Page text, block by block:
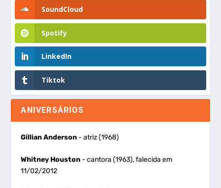
SoundCloud
Spotify
LinkedIn
Tiktok
ANIVERSÁRIOS
Gillian Anderson - atriz (1968)
Whitney Houston - cantora (1963), falecida em
11/02/2012